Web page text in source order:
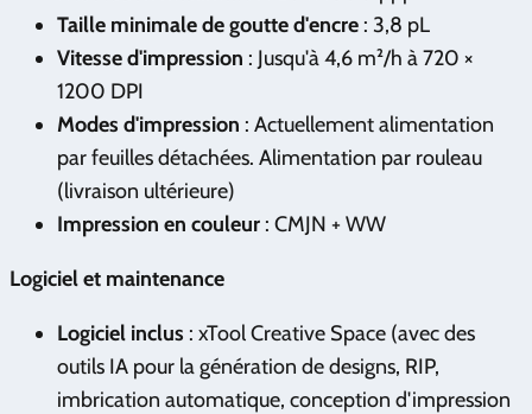
Taille minimale de goutte d'encre : 3,8 pL
Vitesse d'impression : Jusqu'à 4,6 m²/h à 720 ×
1200 DPI
Modes d'impression : Actuellement alimentation
par feuilles détachées. Alimentation par rouleau
(livraison ultérieure)
Impression en couleur : CMJN + WW
Logiciel et maintenance
Logiciel inclus : xTool Creative Space (avec des
outils IA pour la génération de designs, RIP,
imbrication automatique, conception d'impression